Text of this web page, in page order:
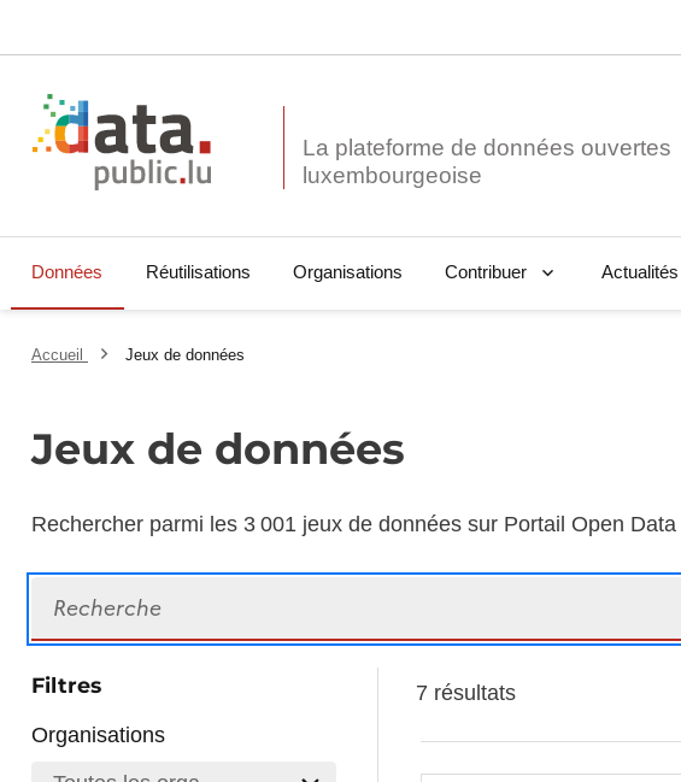
La plateforme de données ouvertes
Données Réutilisations Organisations Contribuer Actualités
Accueil Jeux de données
Jeux de données
Rechercher parmi les 3 001 jeux de données sur Portail Open Data
Filtres
Organisations
7 résultats